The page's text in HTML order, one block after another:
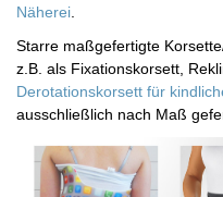
Näherei
Starre maßgefertigte
z.B. als Fixationskorsett,
Derotationskorsett für
ausschließlich nach Maß